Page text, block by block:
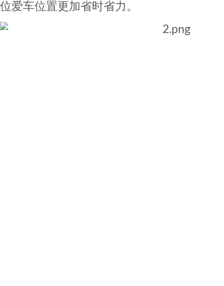
位爱车位置更加省时省力。